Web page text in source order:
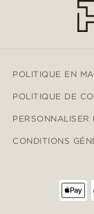
POLITIQUE EN
POLITIQUE DE
PERSONNALISER
CONDITIONS